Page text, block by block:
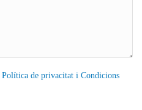
Política de privacitat i Condicions